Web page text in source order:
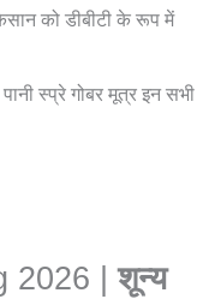
को डीबीटी के रूप में
स्प्रे गोबर मूत्र इन सभी
2026 |शून्य